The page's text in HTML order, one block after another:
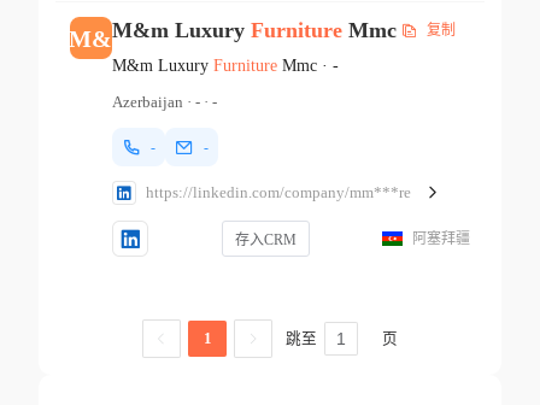
M&M&m Luxury FurnitureMmc 复制
M&m Luxury FurnitureMmc· -
Azerbaijan · -· -
- -
https://linkedin.com/company/mm***re
存入CRM 阿塞拜疆
1 跳至 页